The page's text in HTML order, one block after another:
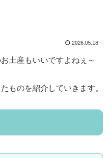
2026.05.18
土産もいいですよねぇ～
ものを紹介していきます。